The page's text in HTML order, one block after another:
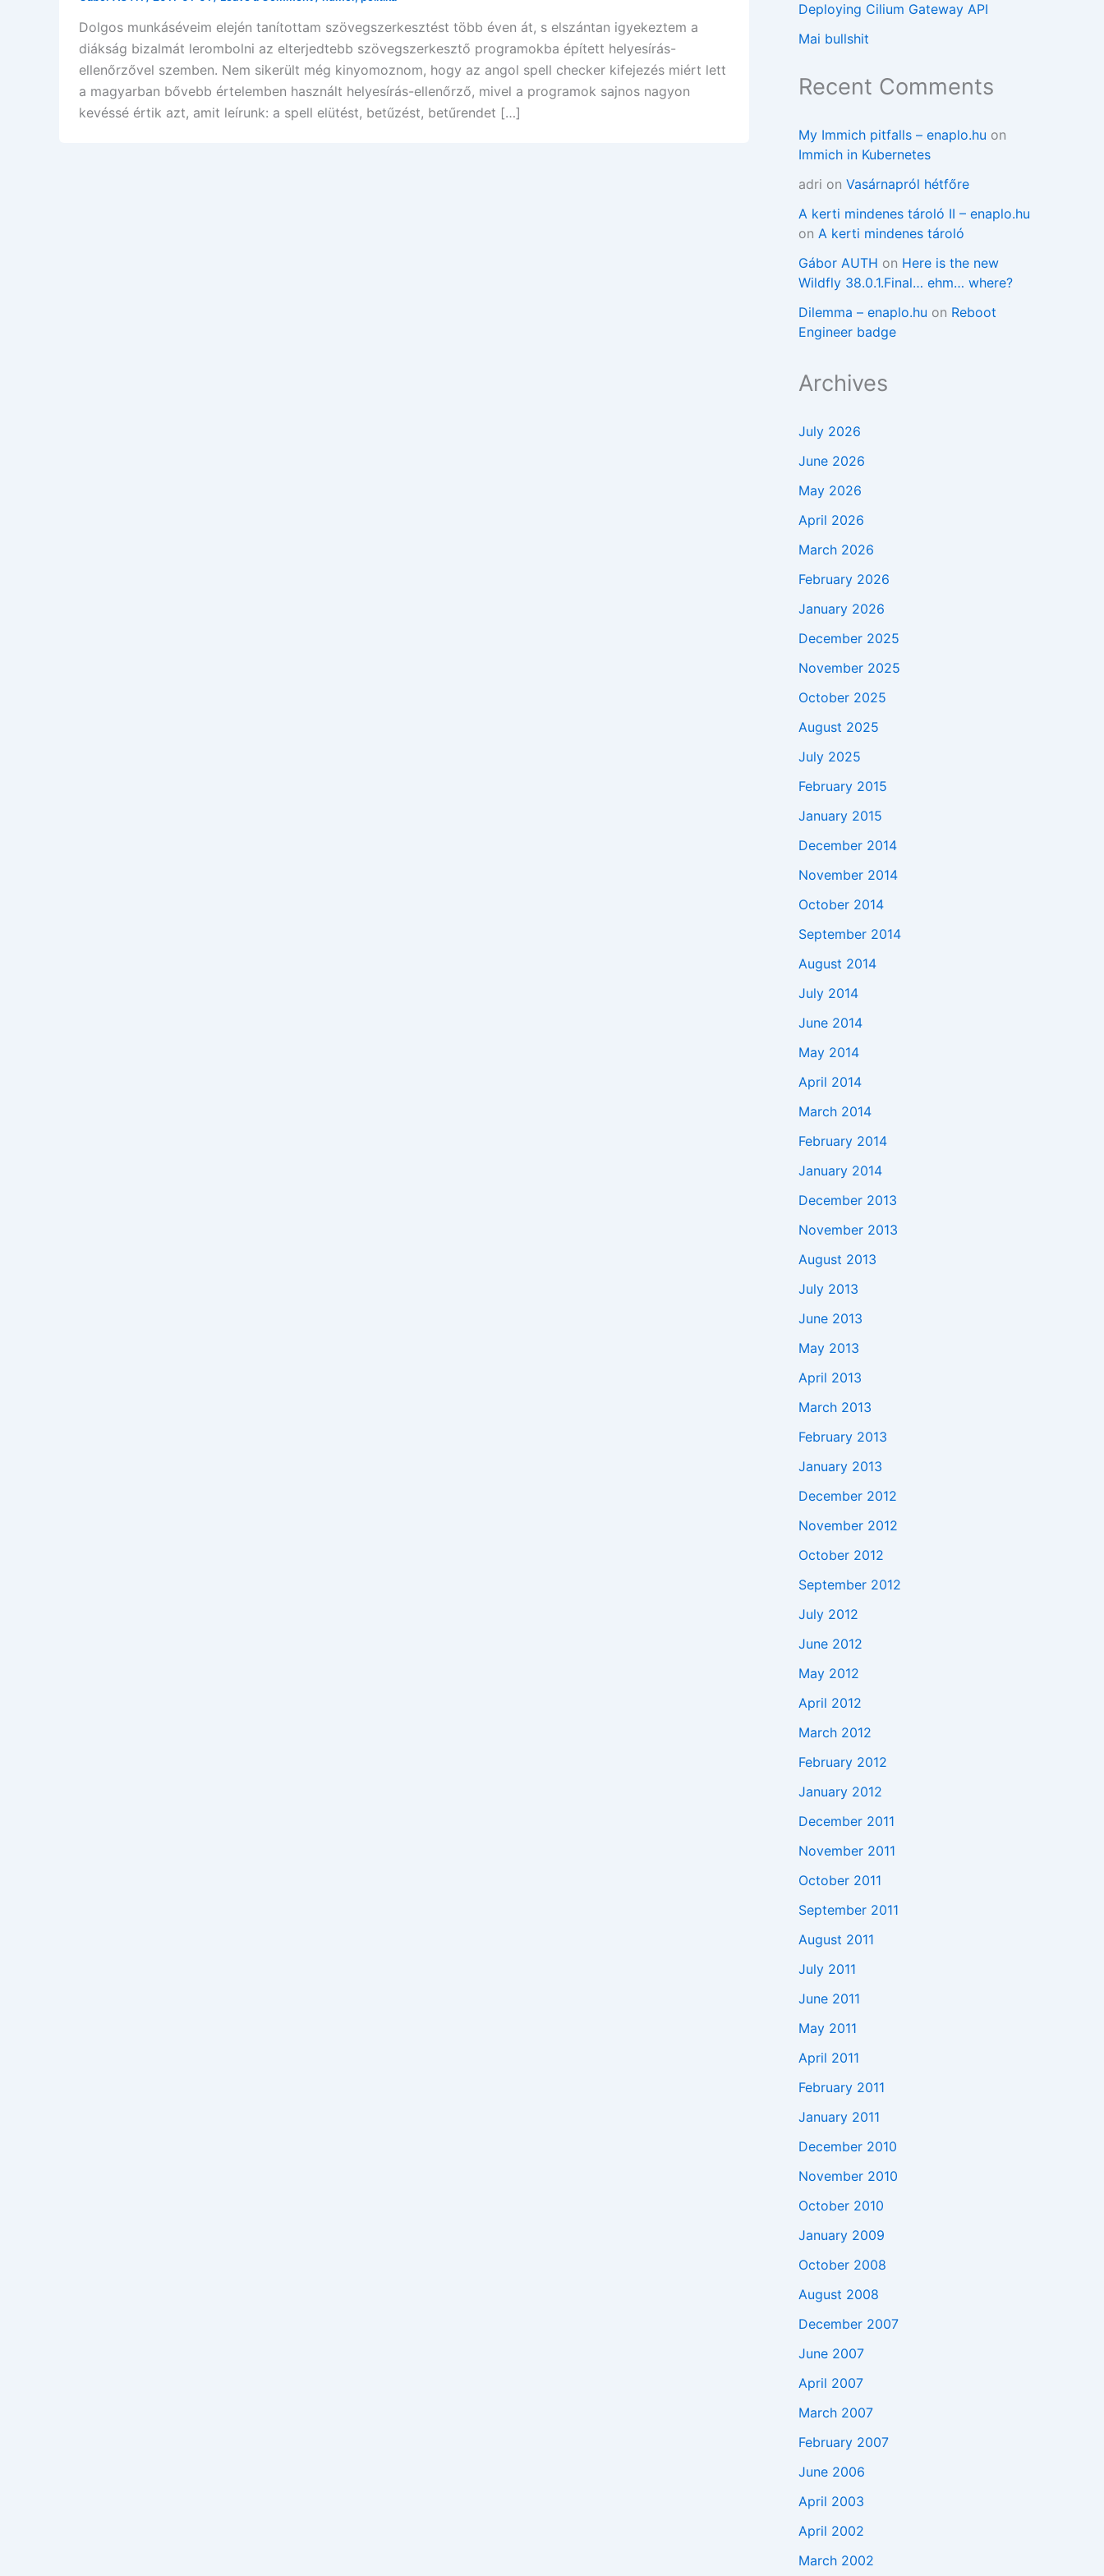
Dolgos munkáséveim elején tanítottam szövegszerkesztést több éven át, s elszántan igyekeztem a
diákság bizalmát lerombolni az elterjedtebb szövegszerkesztő programokba épített helyesírás-
ellenőrzővel szemben. Nem sikerült még kinyomoznom, hogy az angol spell checker kifejezés miért lett
a magyarban bővebb értelemben használt helyesírás-ellenőrző, mivel a programok sajnos nagyon
kevéssé értik azt, amit leírunk: a spell elütést, betűzést, betűrendet […]
Deploying Cilium Gateway API
Mai bullshit
Recent Comments
My Immich pitfalls – enaplo.hu on
Immich in Kubernetes
adri on Vasárnapról hétfőre
A kerti mindenes tároló II – enaplo.hu
on A kerti mindenes tároló
Gábor AUTH on Here is the new
Wildfly 38.0.1.Final… ehm… where?
Dilemma – enaplo.hu on Reboot
Engineer badge
Archives
July 2026
June 2026
May 2026
April 2026
March 2026
February 2026
January 2026
December 2025
November 2025
October 2025
August 2025
July 2025
February 2015
January 2015
December 2014
November 2014
October 2014
September 2014
August 2014
July 2014
June 2014
May 2014
April 2014
March 2014
February 2014
January 2014
December 2013
November 2013
August 2013
July 2013
June 2013
May 2013
April 2013
March 2013
February 2013
January 2013
December 2012
November 2012
October 2012
September 2012
July 2012
June 2012
May 2012
April 2012
March 2012
February 2012
January 2012
December 2011
November 2011
October 2011
September 2011
August 2011
July 2011
June 2011
May 2011
April 2011
February 2011
January 2011
December 2010
November 2010
October 2010
January 2009
October 2008
August 2008
December 2007
June 2007
April 2007
March 2007
February 2007
June 2006
April 2003
April 2002
March 2002